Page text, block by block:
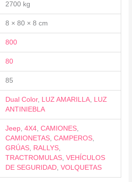
2700 kg
8 × 80 × 8 cm
800
80
85
Dual Color, LUZ AMARILLA, LUZ
ANTINIEBLA
Jeep,4X4,CAMIONES,
CAMIONETAS,CAMPEROS,
GRÚAS, RALLYS,
TRACTROMULAS,VEHÍCULOS
DE SEGURIDAD,VOLQUETAS